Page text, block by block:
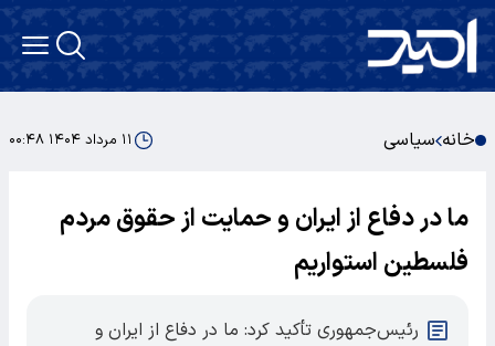
خانه سیاسی ۱۱ مرداد ۱۴۰۴ ۰۰:۴۸
ما در دفاع از ایران و حمایت از حقوق مردم
فلسطین استواریم
رئیس‌جمهوری تأکید کرد: ما در دفاع از ایران و